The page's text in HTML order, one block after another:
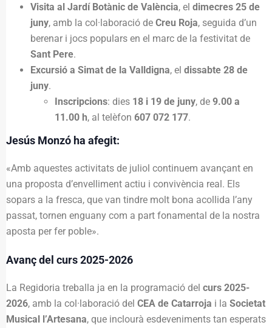
Visita al Jardí Botànic de València, el dimecres 25 de
juny, amb la col·laboració de Creu Roja, seguida d’un
berenar i jocs populars en el marc de la festivitat de
Sant Pere.
Excursió a Simat de la Valldigna, el dissabte 28 de
juny.
Inscripcions: dies 18 i 19 de juny, de 9.00 a
11.00 h, al telèfon 607 072 177.
Jesús Monzó ha afegit:
«Amb aquestes activitats de juliol continuem avançant en
una proposta d’envelliment actiu i convivència real. Els
sopars a la fresca, que van tindre molt bona acollida l’any
passat, tornen enguany com a part fonamental de la nostra
aposta per fer poble».
Avanç del curs 2025-2026
La Regidoria treballa ja en la programació del curs 2025-
2026, amb la col·laboració del CEA de Catarroja i la Societat
Musical l’Artesana, que inclourà esdeveniments tan esperats